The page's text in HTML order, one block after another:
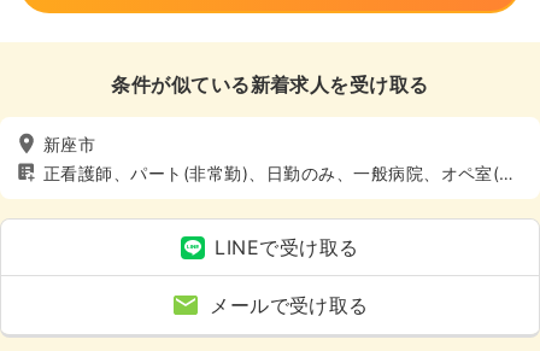
条件が似ている新着求人を受け取る
新座市
正看護師、パート(非常勤)、日勤のみ、一般病院、オペ室(手
術室)、4週8休以上
LINEで受け取る
メールで受け取る